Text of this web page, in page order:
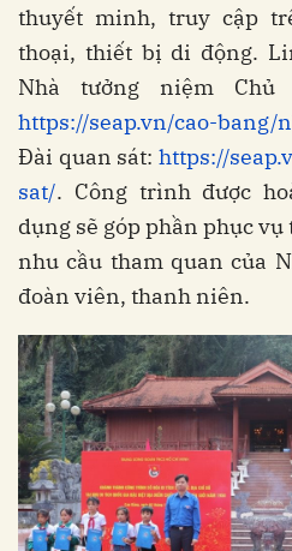
thuyết minh, truy cập
thoại, thiết bị di động.
Nhà tưởng niệm
https://seap.vn/cao-
Đài quan sát: https://
sat/. Công trình được
dụng sẽ góp phần phục
nhu cầu tham quan của
đoàn viên, thanh niên.